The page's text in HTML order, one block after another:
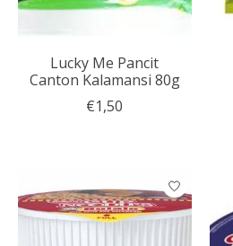
Lucky Me Pancit
Canton Kalamansi 80g
€1,50